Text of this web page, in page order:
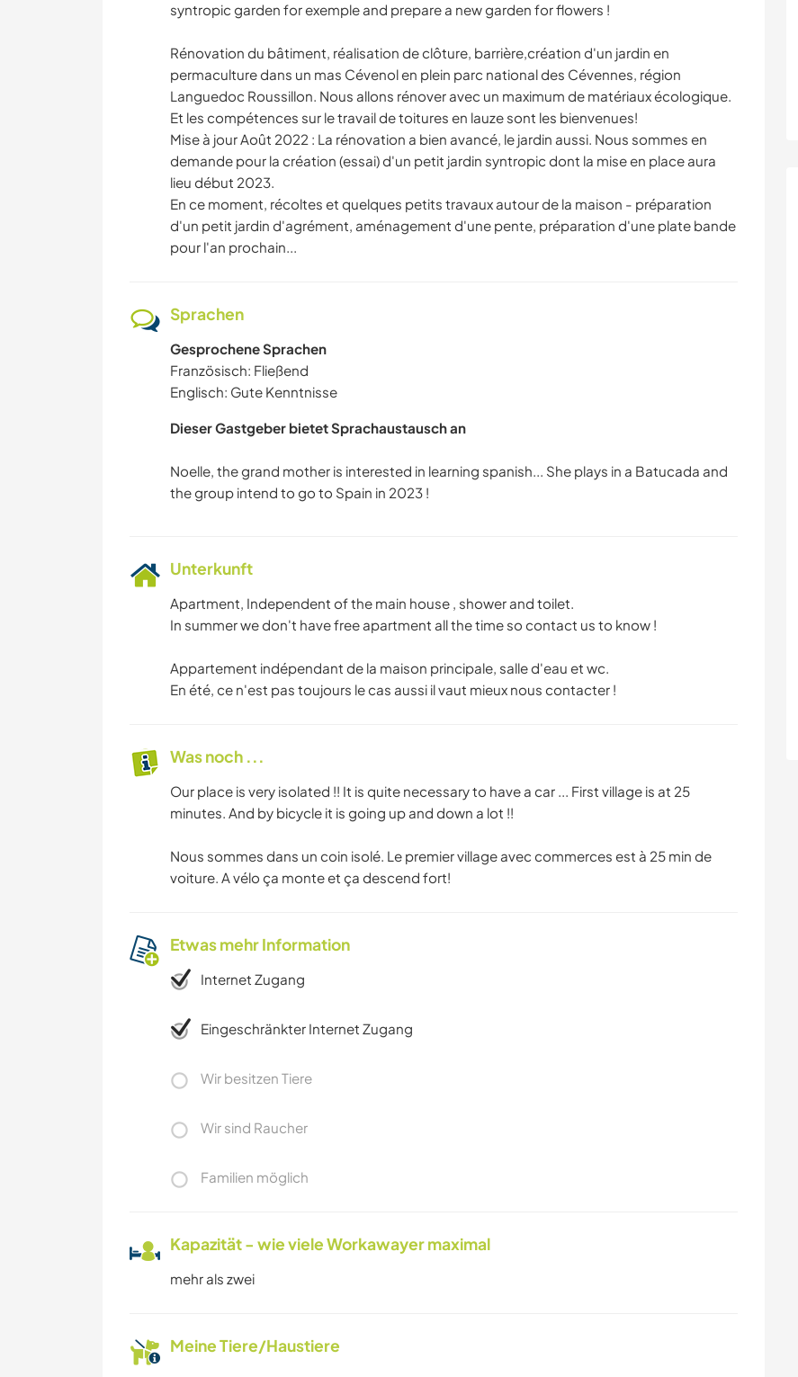
syntropic garden for exemple and prepare a new garden for flowers !
Rénovation du bâtiment, réalisation de clôture, barrière,création d'un jardin en
permaculture dans un mas Cévenol en plein parc national des Cévennes, région
Languedoc Roussillon. Nous allons rénover avec un maximum de matériaux écologique.
Et les compétences sur le travail de toitures en lauze sont les bienvenues!
Mise à jour Août 2022 : La rénovation a bien avancé, le jardin aussi. Nous sommes en
demande pour la création (essai) d'un petit jardin syntropic dont la mise en place aura
lieu début 2023.
En ce moment, récoltes et quelques petits travaux autour de la maison - préparation
d'un petit jardin d'agrément, aménagement d'une pente, préparation d'une plate bande
pour l'an prochain...
Sprachen
Gesprochene Sprachen
Französisch: Fließend
Englisch: Gute Kenntnisse
Dieser Gastgeber bietet Sprachaustausch an
Noelle, the grand mother is interested in learning spanish... She plays in a Batucada and
Unterkunft
Apartment, Independent of the main house , shower and toilet.
In summer we don't have free apartment all the time so contact us to know !
Appartement indépendant de la maison principale, salle d'eau et wc.
En été, ce n'est pas toujours le cas aussi il vaut mieux nous contacter !
Was noch ...
Our place is very isolated !! It is quite necessary to have a car ... First village is at 25
minutes. And by bicycle it is going up and down a lot !!
Nous sommes dans un coin isolé. Le premier village avec commerces est à 25 min de
voiture. A vélo ça monte et ça descend fort!
Etwas mehr Information
Internet Zugang
Eingeschränkter Internet Zugang
Wir besitzen Tiere
Wir sind Raucher
Familien möglich
Kapazität - wie viele Workawayer maximal
mehr als zwei
Meine Tiere/Haustiere